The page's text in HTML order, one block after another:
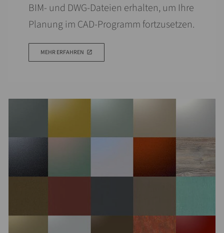
BIM- und DWG-Dateien erhalten, um Ihre
Planung im CAD-Programm fortzusetzen.
MEHR ERFAHREN